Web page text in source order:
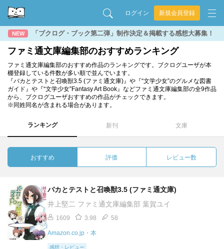
ログイン 新規会員登録
NEW 「ブクログ・ブック第二弾」制作決定＆掲載する感想大募集！
ファミ通文庫編集部のおすすめランキング
ファミ通文庫編集部のおすすめ作品のランキングです。ブクログユーザが本
棚登録している件数が多い順で並んでいます。
『バカとテストと召喚獣3.5 (ファミ通文庫)』や『“文学少女”のグルメな図書
ガイド』や『“文学少女”Fantasy Art Book』などファミ通文庫編集部の全9作品
から、ブクログユーザおすすめの作品がチェックできます。
※同姓同名が含まれる場合があります。
ランキング 新刊 文庫
おすすめ 評価 レビュー数
バカとテストと召喚獣3.5 (ファミ通文庫)
井上堅二 ファミ通文庫編集部 葉賀ユイ
1609 3.98 58
Amazon.co.jp・本
感想・レビュー